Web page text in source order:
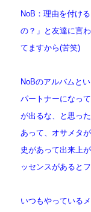
NoB：理由を付け
の？」と友達に言
てますから(苦笑)
NoBのアルバムと
パートナーになっ
が出るな、と思っ
あって、オサメタ
史があって出来上
ッセンスがあると
いつもやっている